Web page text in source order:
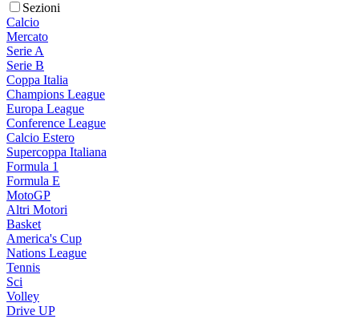
Sezioni
Calcio
Mercato
Serie A
Serie B
Coppa Italia
Champions League
Europa League
Conference League
Calcio Estero
Supercoppa Italiana
Formula 1
Formula E
MotoGP
Altri Motori
Basket
America's Cup
Nations League
Tennis
Sci
Volley
Drive UP